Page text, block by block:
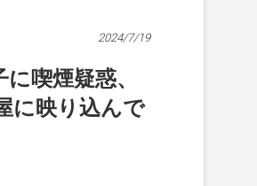
2024/7/19
喫煙疑惑、
に映り込んで